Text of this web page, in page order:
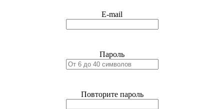
E-mail
Пароль
Повторите пароль